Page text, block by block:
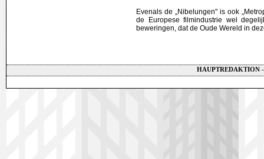
Evenals de „Nibelungen" is ook
de Europese filmindustrie wel
beweringen, dat de Oude Wereld in
HAUPTREDAKTION